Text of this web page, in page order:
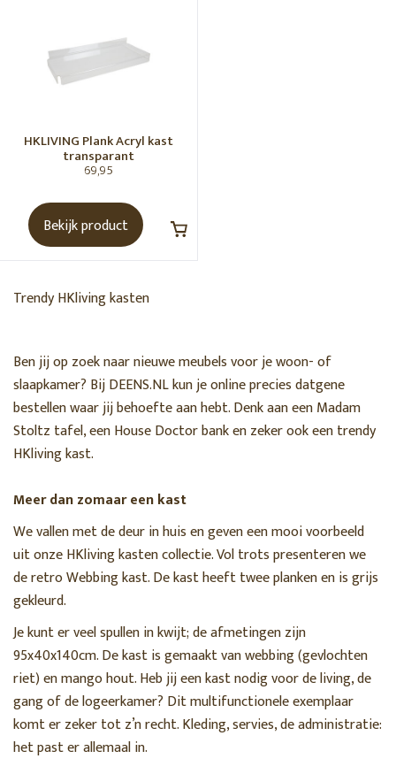
Marie Olsson x HKliving
Brut bank
Art prints
Barkrukken
Bloempotten
Borden
Dekens
Glazen
Kandelaren
Kannen & theepotten
Kasten
Lampen
Mokken
Objecten
Poefen
Schalen
Servies
Spiegels
Stoelen
Tafels
Tuinmeubelen en accessoires
Vazen
HKLIVING Plank Acryl kast
transparant
69,95
Bekijk product
Trendy HKliving kasten
Ben jij op zoek naar nieuwe meubels voor je woon- of
slaapkamer? Bij DEENS.NL kun je online precies datgene
bestellen waar jij behoefte aan hebt. Denk aan een Madam
Stoltz tafel, een House Doctor bank en zeker ook een trendy
HKliving kast.
Meer dan zomaar een kast
We vallen met de deur in huis en geven een mooi voorbeeld
uit onze HKliving kasten collectie. Vol trots presenteren we
de retro Webbing kast. De kast heeft twee planken en is grijs
gekleurd.
Je kunt er veel spullen in kwijt; de afmetingen zijn
95x40x140cm. De kast is gemaakt van webbing (gevlochten
riet) en mango hout. Heb jij een kast nodig voor de living, de
gang of de logeerkamer? Dit multifunctionele exemplaar
komt er zeker tot z’n recht. Kleding, servies, de administratie:
het past er allemaal in.